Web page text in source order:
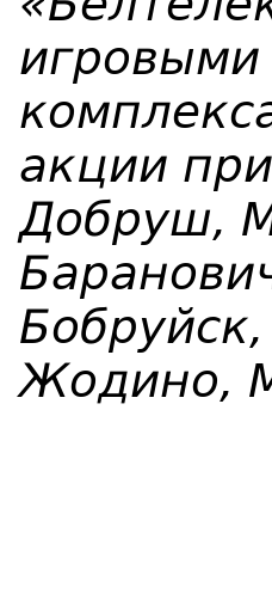
акции
Добруш,
Жодино,